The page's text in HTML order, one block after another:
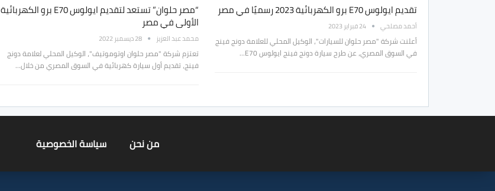
تقديم ايولوس E70 برو الكهربائية 2023 رسميًا في مصر
أحمد مصلحي 24 فبراير 2023
أعلنت شركة "مصر حلوان للسيارات"، الوكيل المحلي للعلامة دونج فينج
في السوق المصري، عن طرح سيارة دونج فينج ايولوس E70…
“مصر حلوان” تستعد لتقديم ايولوس E70 برو الكهربائية
الأولى في مصر
محمد عبد العزيز 28 ديسمبر 2022
تعتزم شركة "مصر حلوان اوتوموتيف"، الوكيل المحلي لعلامة دونج
فينج، تقديم أول سيارة كهربائية في السوق المصري من خلال…
من نحن سياسة الخصوصية